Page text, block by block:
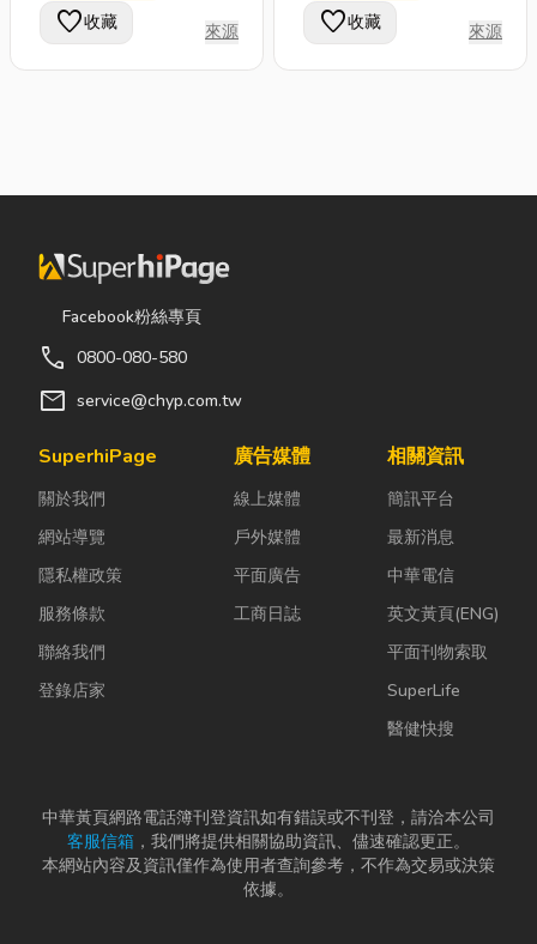
favorite收藏 來源 favorite收藏 來源
Facebook粉絲專頁
call 0800-080-580
mail service@chyp.com.tw
SuperhiPage
關於我們
網站導覽
隱私權政策
服務條款
聯絡我們
登錄店家
廣告媒體
線上媒體
戶外媒體
平面廣告
工商日誌
相關資訊
簡訊平台
最新消息
中華電信
英文黃頁(ENG)
平面刊物索取
SuperLife
醫健快搜
中華黃頁網路電話簿刊登資訊如有錯誤或不刊登，請洽本公司
客服信箱 ，我們將提供相關協助資訊、儘速確認更正。
本網站內容及資訊僅作為使用者查詢參考，不作為交易或決策
依據。